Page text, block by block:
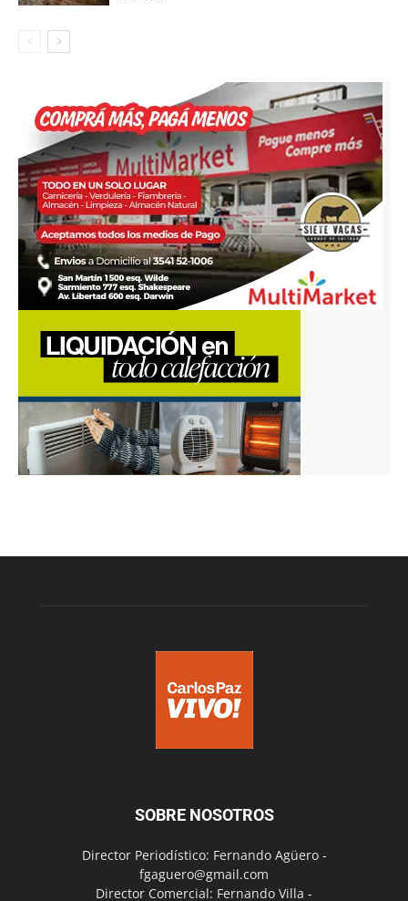
SOBRE NOSOTROS
Director Periodístico: Fernando Agüero -
fgaguero@gmail.com
Director Comercial: Fernando Villa -